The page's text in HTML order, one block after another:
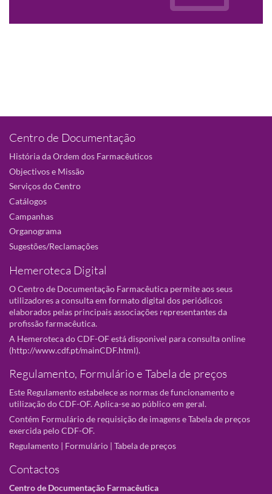
Centro de Documentação
História da Ordem dos Farmacêuticos
Objectivos e Missão
Serviços do Centro
Catálogos
Campanhas
Organograma
Sugestões/Reclamações
Hemeroteca Digital
O Centro de Documentação Farmacêutica permite aos seus
utilizadores a consulta em formato digital dos periódicos
elaborados pelas principais associações representantes da
profissão farmacêutica.
A Hemeroteca do CDF-OF está disponivel para consulta online
(http://www.cdf.pt/mainCDF.html).
Regulamento, Formulário e Tabela de preços
Este Regulamento estabelece as normas de funcionamento e
utilização do CDF-OF. Aplica-se ao público em geral.
Contém Formulário de requisição de imagens e Tabela de preços
exercida pelo CDF-OF.
Regulamento | Formulário | Tabela de preços
Contactos
Centro de Documentação Farmacêutica